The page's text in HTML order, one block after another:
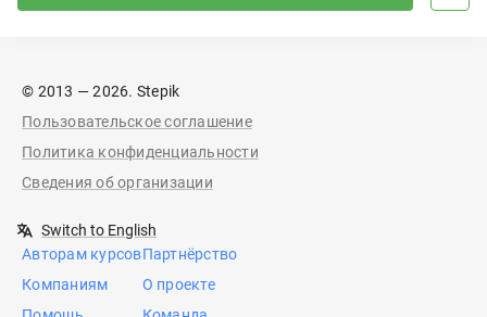
© 2013 — 2026. Stepik
Пользовательское соглашение
Политика конфиденциальности
Сведения об организации
Switch to English
Авторам курсов
Компаниям
Партнёрство
О проекте